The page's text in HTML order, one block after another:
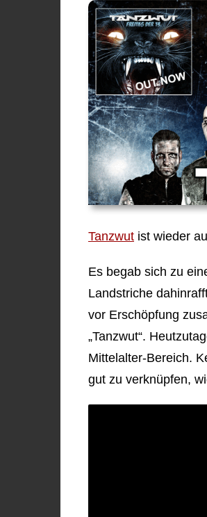
Tanzwut ist wieder
Es begab sich zu
Landstriche
vor Erschöpfung
„Tanzwut“.
Mittelalter-Bereich.
gut zu verknüpfen,